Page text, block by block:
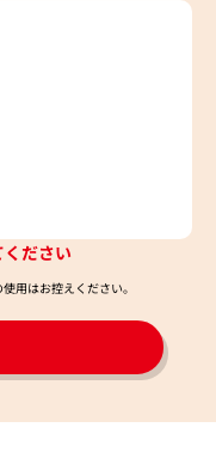
ださい
用はお控えください。​